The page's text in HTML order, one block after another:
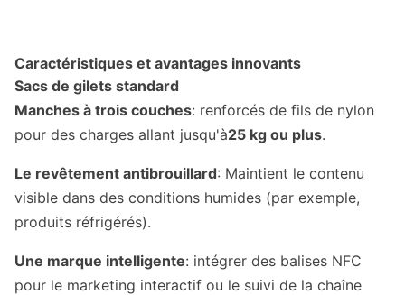
Caractéristiques et avantages innovants
Sacs de gilets standard
Manches à trois couches: renforcés de fils de nylon
pour des charges allant jusqu'à25 kg ou plus.
Le revêtement antibrouillard: Maintient le contenu
visible dans des conditions humides (par exemple,
produits réfrigérés).
Une marque intelligente: intégrer des balises NFC
pour le marketing interactif ou le suivi de la chaîne